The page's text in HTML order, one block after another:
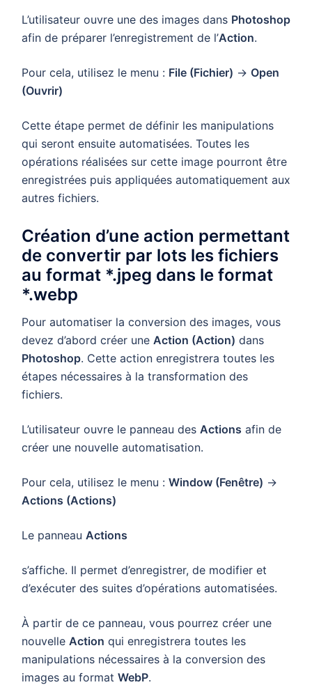
L’utilisateur ouvre une des images dans Photoshop
afin de préparer l’enregistrement de l’Action.
Pour cela, utilisez le menu : File (Fichier) → Open
(Ouvrir)
Cette étape permet de définir les manipulations
qui seront ensuite automatisées. Toutes les
opérations réalisées sur cette image pourront être
enregistrées puis appliquées automatiquement aux
autres fichiers.
Création d’une action permettant
de convertir par lots les fichiers
au format *.jpeg dans le format
*.webp
Pour automatiser la conversion des images, vous
devez d’abord créer une Action (Action) dans
Photoshop. Cette action enregistrera toutes les
étapes nécessaires à la transformation des
fichiers.
L’utilisateur ouvre le panneau des Actions afin de
créer une nouvelle automatisation.
Pour cela, utilisez le menu : Window (Fenêtre) →
Actions (Actions)
Le panneau Actions
s’affiche. Il permet d’enregistrer, de modifier et
d’exécuter des suites d’opérations automatisées.
À partir de ce panneau, vous pourrez créer une
nouvelle Action qui enregistrera toutes les
manipulations nécessaires à la conversion des
images au format WebP.